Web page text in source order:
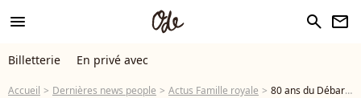
menu search newsletter
Billetterie En privé avec
Accueil Dernières news people Actus Famille royale 80 ans du Débarquement : Charles III maîtrise impeccablement son français devant le prince William, la preuve !